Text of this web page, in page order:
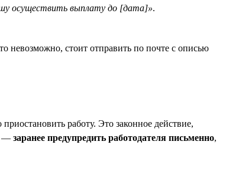
осуществить выплату до [дата]».
невозможно, стоит отправить по почте с описью
работу. Это законное действие,
— заранее предупредить работодателя письменно,